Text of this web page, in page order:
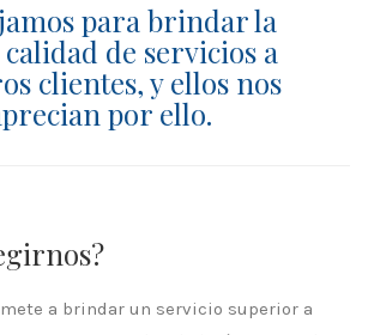
para brindar la
de servicios a
clientes, y ellos nos
por ello.
a brindar un servicio superior a